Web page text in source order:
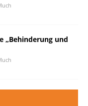
„Behinderung und